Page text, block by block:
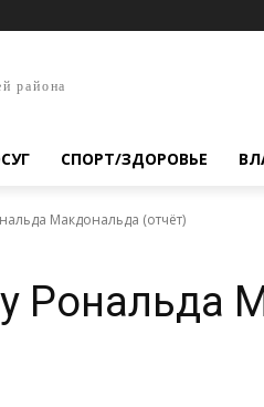
района
СПОРТ/ЗДОРОВЬЕ
Макдональда (отчёт)
Рональда